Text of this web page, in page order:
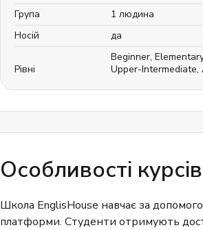
Група
1 людина
Носій
да
Рівні
Beginner, Elementary
Upper-Intermediate,
Особливості
Школа EnglisHouse навчає за
платформи. Студенти отримують